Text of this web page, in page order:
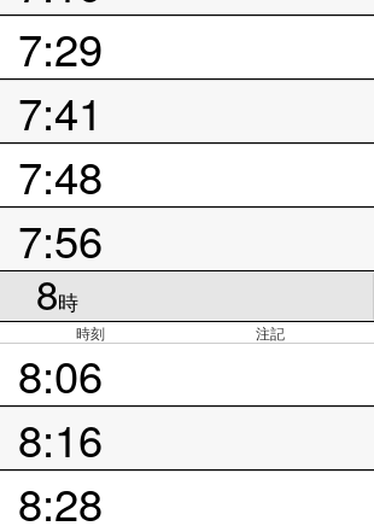
7:29
7:41
7:48
7:56
8時
時刻 注記
8:06
8:16
8:28